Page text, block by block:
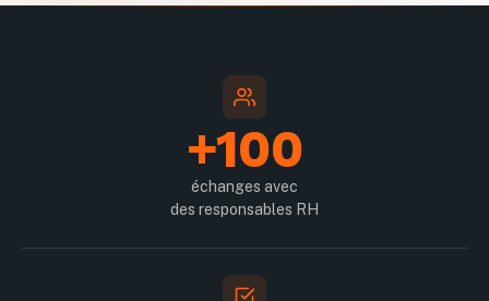
+100
échanges avec
des responsables RH